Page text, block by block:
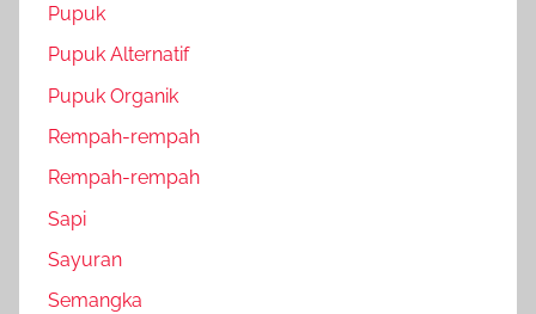
Pupuk
Pupuk Alternatif
Pupuk Organik
Rempah-rempah
Rempah-rempah
Sapi
Sayuran
Semangka